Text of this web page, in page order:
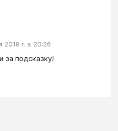
2018 г. в 20:26
за подсказку!